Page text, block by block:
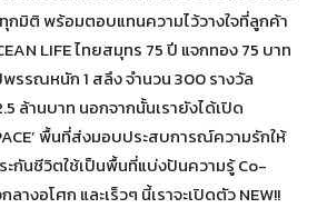
กมิติ พร้อมตอบแทนความไว้วางใจที่ลูกค้า
LIFE ไทยสมุทร 75 ปี แจกทอง 75 บาท
รรณหนัก 1 สลึง จำนวน 300 รางวัล
ล้านบาท นอกจากนั้นเรายังได้เปิด
พื้นที่ส่งมอบประสบการณ์ความรักให้
กันชีวิตใช้เป็นพื้นที่แบ่งปันความรู้ Co-
างอโศก และเร็วๆ นี้เราจะเปิดตัว NEW!!